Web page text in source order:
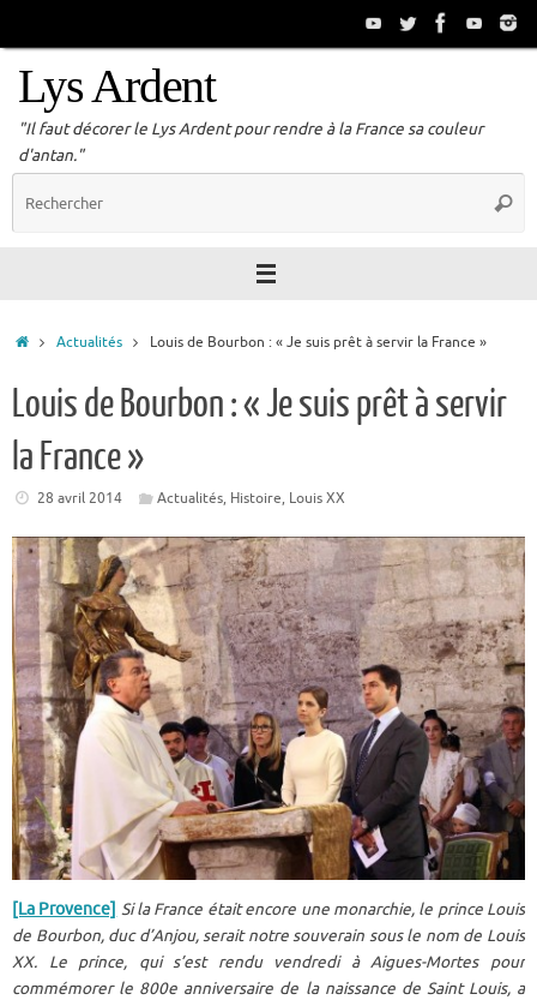
Lys Ardent
"Il faut décorer le Lys Ardent pour rendre à la France sa couleur
d'antan."
Accueil
Actualités Louis de Bourbon : « Je suis prêt à servir la France »
Louis de Bourbon : « Je suis prêt à servir
la France »
28 avril 2014 Actualités, Histoire, Louis XX
[La Provence] Si la France était encore une monarchie, le prince Louis
de Bourbon, duc d’Anjou, serait notre souverain sous le nom de Louis
XX. Le prince, qui s’est rendu vendredi à Aigues-Mortes pour
commémorer le 800e anniversaire de la naissance de Saint Louis, a